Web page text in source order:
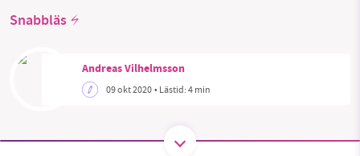
Facebook Instagram
Snabbläs
Andreas Vilhelmsson
09 okt 2020• Lästid:4 min